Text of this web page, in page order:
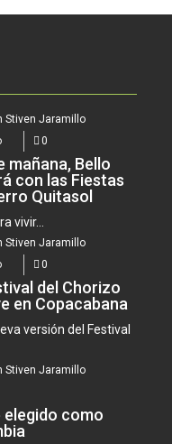
Stiven Jaramillo
0
mañana, Bello
con las Fiestas
Quitasol
vivir...
Stiven Jaramillo
0
del Chorizo
en Copacabana
versión del Festival
Stiven Jaramillo
elegido como